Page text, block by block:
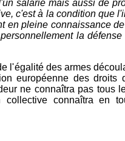
salarié mais aussi de
c'est à la condition que
en pleine connaissance
la
l'égalité des armes
européenne des droits
ne connaîtra pas tous
collective connaîtra en